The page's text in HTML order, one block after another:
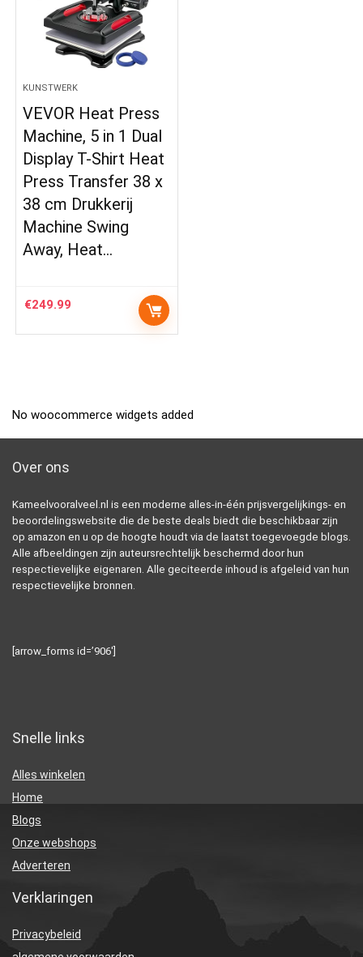
KUNSTWERK
VEVOR Heat Press
Machine, 5 in 1 Dual
Display T-Shirt Heat
Press Transfer 38 x
38 cm Drukkerij
Machine Swing
Away, Heat…
€249.99
No woocommerce widgets added
Over ons
Kameelvooralveel.nl is een moderne alles-in-één prijsvergelijkings- en
beoordelingswebsite die de beste deals biedt die beschikbaar zijn
op amazon en u op de hoogte houdt via de laatst toegevoegde blogs.
Alle afbeeldingen zijn auteursrechtelijk beschermd door hun
respectievelijke eigenaren. Alle geciteerde inhoud is afgeleid van hun
respectievelijke bronnen.
[arrow_forms id=’906′]
Snelle links
Alles winkelen
Home
Blogs
Onze webshops
Adverteren
Verklaringen
Privacybeleid